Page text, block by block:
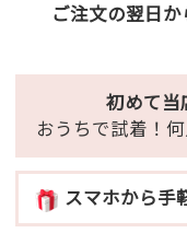
ご注文の翌日か
初めて当
おうちで試着！
スマホから手